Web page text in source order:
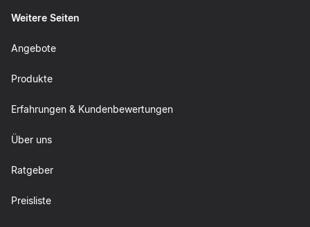
Weitere Seiten
Angebote
Produkte
Erfahrungen & Kundenbewertungen
Über uns
Ratgeber
Preisliste